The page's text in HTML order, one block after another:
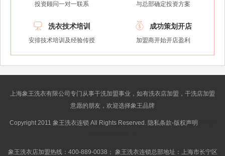
投资顾问一对一联系 与总部确定投资方案
 洗衣技术培训
安排技术培训及经验传授
 成功策划开店
加盟商开始开店盈利
上海象王洗衣有限公司专门从事干洗加盟事业，如有洗衣店加盟，干洗店加盟
意愿的朋友，欢迎选择象王品牌
Copyright 2011 象王洗衣连锁 All Rights Reserved. 隐私条款-版权声明
象王洗衣店加盟热线：400-889-0038； 象王洗衣连锁总部地址：上海市长宁区